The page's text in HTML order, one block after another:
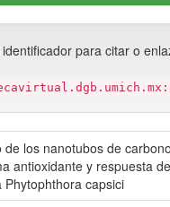
para citar o
de los nanotubos de
antioxidante y respuesta
Phytophthora capsici